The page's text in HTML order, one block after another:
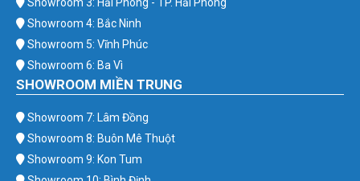
Showroom 4: Bắc Ninh
Showroom 5: Vĩnh Phúc
Showroom 6: Ba Vì
SHOWROOM MIỀN TRUNG
Showroom 7: Lâm Đồng
Showroom 8: Buôn Mê Thuột
Showroom 9: Kon Tum